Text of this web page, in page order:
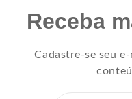
Receba
Cadastre-se seu